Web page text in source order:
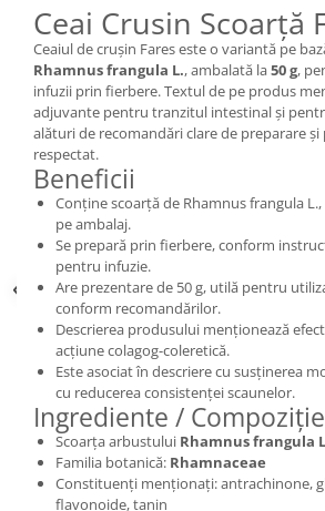
Ceai Crusin Scoarță
Ceaiul de crușin Fares este o variantă pe
Rhamnus frangula L., ambalată la50 g,
infuzii prin fierbere. Textul de pe produs
adjuvante pentru tranzitul intestinal și
alături de recomandări clare de preparare și
respectat.
Beneficii
Conține scoarță de Rhamnus frangula
pe ambalaj.
Se prepară prin fierbere, conform
pentru infuzie.
Are prezentare de 50 g, utilă pentru
conform recomandărilor.
Descrierea produsului menționează
acțiune colagog-coleretică.
Este asociat în descriere cu susținerea
cu reducerea consistenței scaunelor.
Ingrediente / Compoziție
Scoarța arbustului Rhamnus frangula
Familia botanică: Rhamnaceae
Constituenți menționați: antrachinone,
flavonoide, tanin